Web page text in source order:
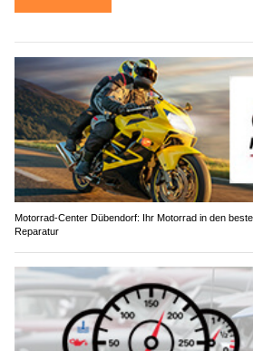
Motorrad-Center Dübendorf: Ihr Motorrad in den
Reparatur